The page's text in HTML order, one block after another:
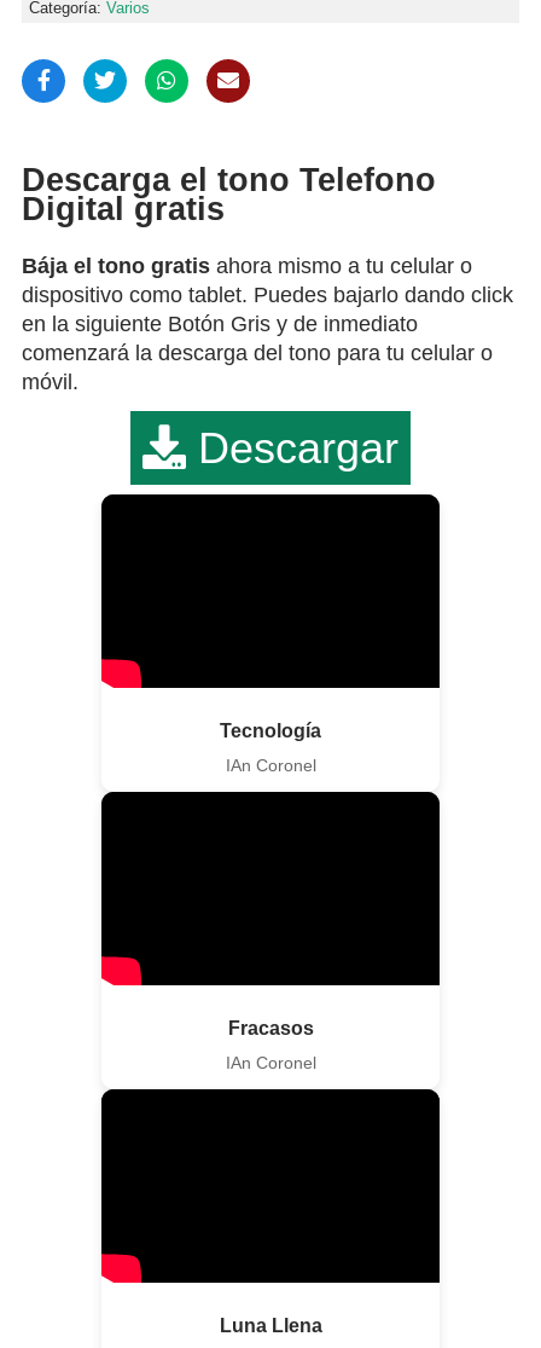
Categoría: Varios
Descarga el tono Telefono
Digital gratis
Bája el tono gratis ahora mismo a tu celular o
dispositivo como tablet. Puedes bajarlo dando click
en la siguiente Botón Gris y de inmediato
comenzará la descarga del tono para tu celular o
móvil.
Descargar
Tecnología
IAn Coronel
Fracasos
IAn Coronel
Luna Llena